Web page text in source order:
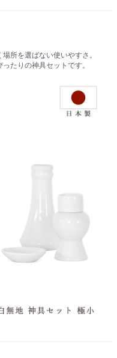
所を選ばない使いやすさ。
たりの神具セットです。